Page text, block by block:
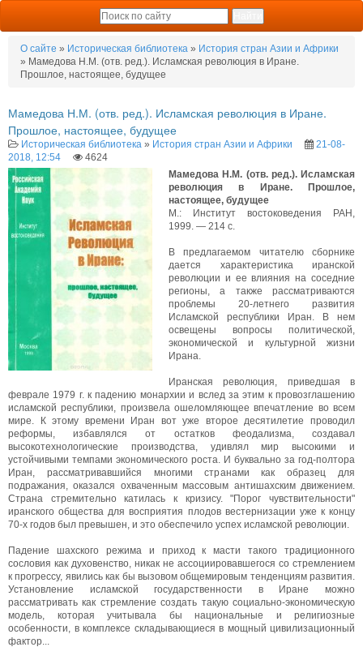
О сайте » Историческая библиотека » История стран Азии и Африки
» Мамедова Н.М. (отв. ред.). Исламская революция в Иране.
Прошлое, настоящее, будущее
Мамедова Н.М. (отв. ред.). Исламская революция в Иране.
Прошлое, настоящее, будущее
Историческая библиотека » История стран Азии и Африки
21-08-
2018, 12:54
4624
Мамедова Н.М. (отв. ред.). Исламская
революция в Иране. Прошлое,
настоящее, будущее
М.: Институт востоковедения РАН,
1999. — 214 с.
В предлагаемом читателю сборнике
дается характеристика иранской
революции и ее влияния на соседние
регионы, а также рассматриваются
проблемы 20-летнего развития
Исламской республики Иран. В нем
освещены вопросы политической,
экономической и культурной жизни
Ирана.
Иранская революция, приведшая в
феврале 1979 г. к падению монархии и вслед за этим к провозглашению
исламской республики, произвела ошеломляющее впечатление во всем
мире. К этому времени Иран вот уже второе десятилетие проводил
реформы, избавлялся от остатков феодализма, создавал
высокотехнологические производства, удивлял мир высокими и
устойчивыми темпами экономического роста. И буквально за год-полтора
Иран, рассматривавшийся многими странами как образец для
подражания, оказался охваченным массовым антишахским движением.
Страна стремительно катилась к кризису. "Порог чувствительности"
иранского общества для восприятия плодов вестернизации уже к концу
70-х годов был превышен, и это обеспечило успех исламской революции.
Падение шахского режима и приход к масти такого традиционного
сословия как духовенство, никак не ассоциировавшегося со стремлением
к прогрессу, явились как бы вызовом общемировым тенденциям развития.
Установление исламской государственности в Иране можно
рассматривать как стремление создать такую социально-экономическую
модель, которая учитывала бы национальные и религиозные
особенности, в комплексе складывающиеся в мощный цивилизационный
фактор...